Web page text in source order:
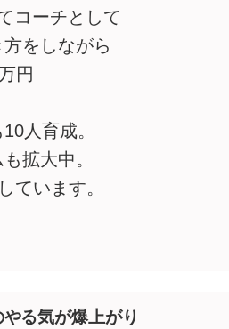
コーチとして
をしながら
円
人育成。
拡大中。
ています。
る気が爆上がり